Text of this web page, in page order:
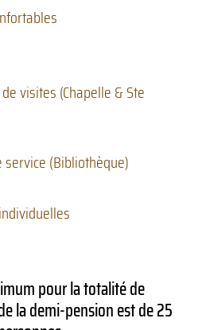
visites (Chapelle & Ste
service (Bibliothèque)
pour la totalité de
la demi-pension est de 25